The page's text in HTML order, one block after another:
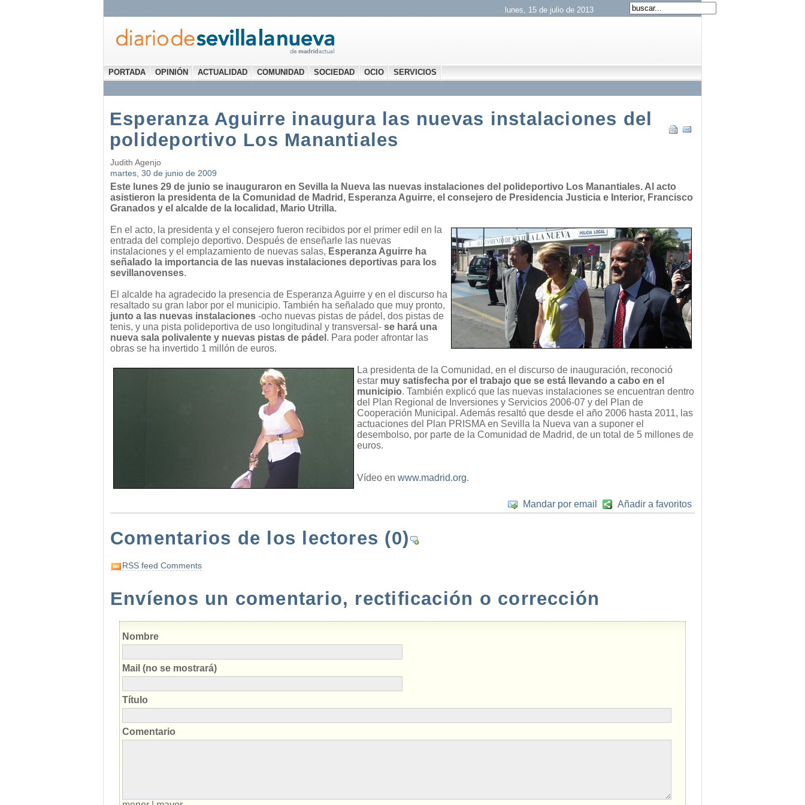
lunes, 15 de julio de 2013
PORTADA OPINIÓN ACTUALIDAD COMUNIDAD SOCIEDAD OCIO SERVICIOS
Esperanza Aguirre inaugura las nuevas instalaciones del
polideportivo Los Manantiales
Judith Agenjo
martes, 30 de junio de 2009
Este lunes 29 de junio se inauguraron en Sevilla la Nueva las nuevas instalaciones del polideportivo Los Manantiales. Al acto
asistieron la presidenta de la Comunidad de Madrid, Esperanza Aguirre, el consejero de Presidencia Justicia e Interior, Francisco
Granados y el alcalde de la localidad, Mario Utrilla.
En el acto, la presidenta y el consejero fueron recibidos por el primer edil en la
entrada del complejo deportivo. Después de enseñarle las nuevas
instalaciones y el emplazamiento de nuevas salas, Esperanza Aguirre ha
señalado la importancia de las nuevas instalaciones deportivas para los
sevillanovenses.
El alcalde ha agradecido la presencia de Esperanza Aguirre y en el discurso ha
resaltado su gran labor por el municipio. También ha señalado que muy pronto,
junto a las nuevas instalaciones -ocho nuevas pistas de pádel, dos pistas de
tenis, y una pista polideportiva de uso longitudinal y transversal- se hará una
nueva sala polivalente y nuevas pistas de pádel . Para poder afrontar las
obras se ha invertido 1 millón de euros.
La presidenta de la Comunidad, en el discurso de inauguración, reconoció
estar muy satisfecha por el trabajo que se está llevando a cabo en el
municipio. También explicó que las nuevas instalaciones se encuentran dentro
del Plan Regional de Inversiones y Servicios 2006-07 y del Plan de
Cooperación Municipal. Además resaltó que desde el año 2006 hasta 2011, las
actuaciones del Plan PRISMA en Sevilla la Nueva van a suponer el
desembolso, por parte de la Comunidad de Madrid, de un total de 5 millones de
euros.
Vídeo en www.madrid.org.
Añadir a favoritos
Mandar por email
Comentarios de los lectores (0)
RSS feed Comments
Envíenos un comentario, rectificación o corrección
Nombre
Mail (no se mostrará)
Título
Comentario